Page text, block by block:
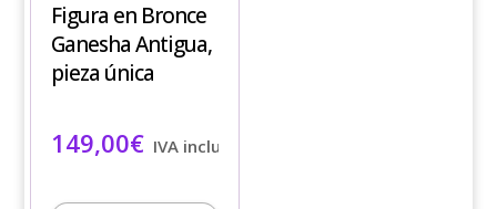
Figura en Bronce
Ganesha Antigua,
pieza única
149,00€ IVA incluido